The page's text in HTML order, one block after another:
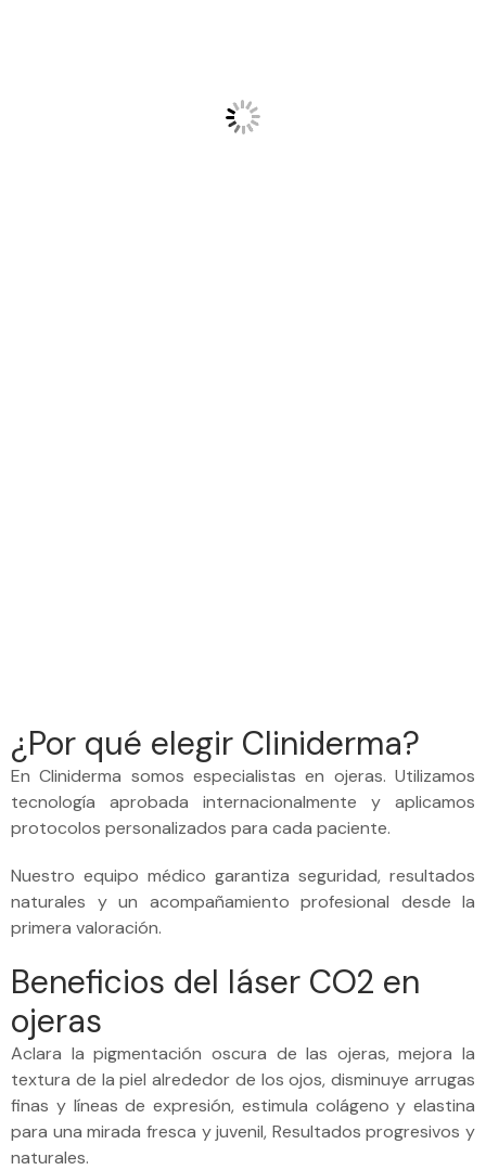
¿Por qué elegir Cliniderma?
En Cliniderma somos especialistas en ojeras. Utilizamos
tecnología aprobada internacionalmente y aplicamos
protocolos personalizados para cada paciente.
Nuestro equipo médico garantiza seguridad, resultados
naturales y un acompañamiento profesional desde la
primera valoración.
Beneficios del láser CO2 en
ojeras
Aclara la pigmentación oscura de las ojeras, mejora la
textura de la piel alrededor de los ojos, disminuye arrugas
finas y líneas de expresión, estimula colágeno y elastina
para una mirada fresca y juvenil, Resultados progresivos y
naturales.